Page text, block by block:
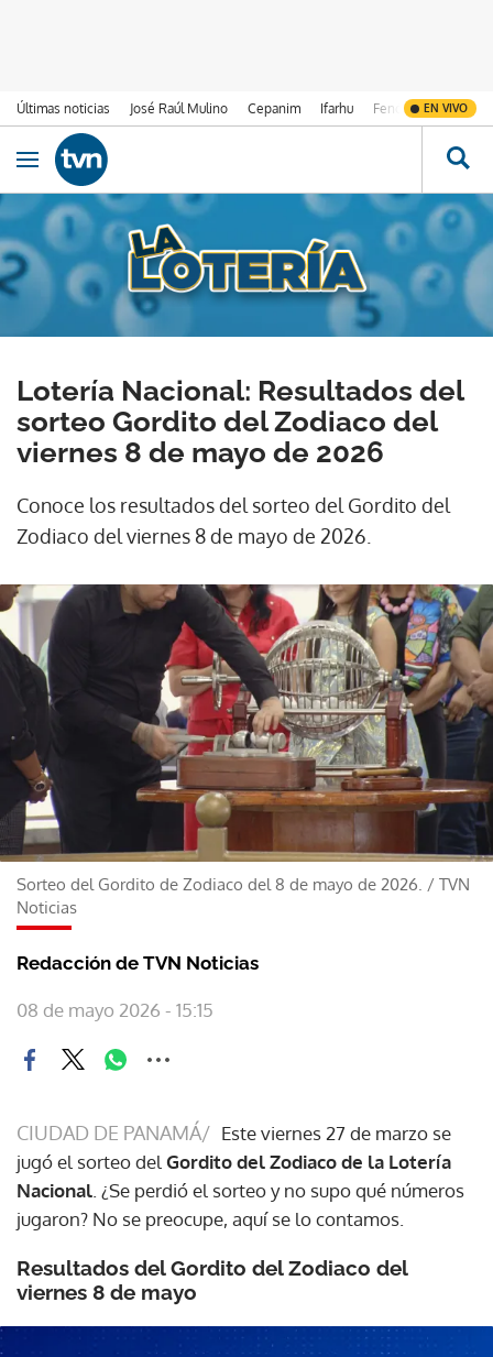
Últimas noticias José Raúl Mulino Cepanim Ifarhu Fenómeno de El
EN VIVO
Ir al contenido
Obrir navegació
Lotería Nacional: Resultados del
sorteo Gordito del Zodiaco del
viernes 8 de mayo de 2026
Conoce los resultados del sorteo del Gordito del
Zodiaco del viernes 8 de mayo de 2026.
Sorteo del Gordito de Zodiaco del 8 de mayo de 2026. / TVN
Noticias
Redacción de TVN Noticias
08 de mayo 2026 - 15:15
CIUDAD DE PANAMÁ/ Este viernes 27 de marzo se
jugó el sorteo del Gordito del Zodiaco de la Lotería
Nacional . ¿Se perdió el sorteo y no supo qué números
jugaron? No se preocupe, aquí se lo contamos.
Resultados del Gordito del Zodiaco del
viernes 8 de mayo